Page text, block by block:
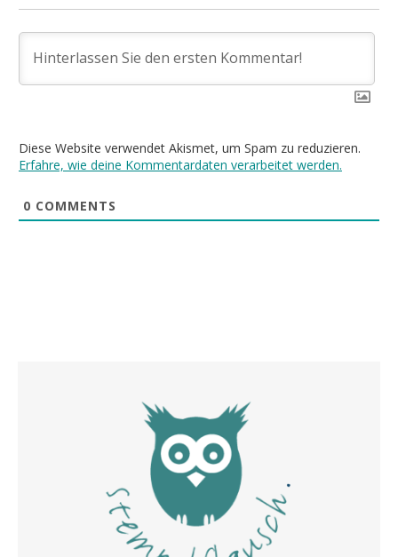
Diese Website verwendet Akismet, um Spam zu reduzieren.
Erfahre, wie deine Kommentardaten verarbeitet werden.
0 COMMENTS